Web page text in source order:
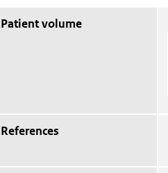
Patient volume
References